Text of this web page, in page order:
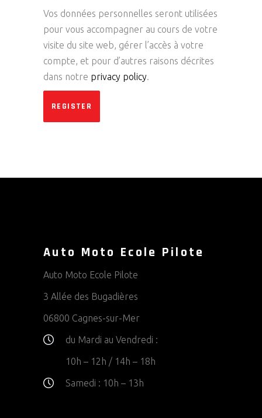
Vos données personnelles seront utilisées
pour vous accompagner au cours de votre
visite du site web, gérer l’accès à votre
compte, et pour d’autres raisons décrites
dans notre privacy policy.
REGISTER
Auto Moto Ecole Pilote
Auto Moto Ecole Pilote
3 Allée des Bugadières
06800 Cagnes-sur-Mer
du Mardi au Vendredi :
10h – 12h / 14h – 18h
Samedi : 10h – 13h